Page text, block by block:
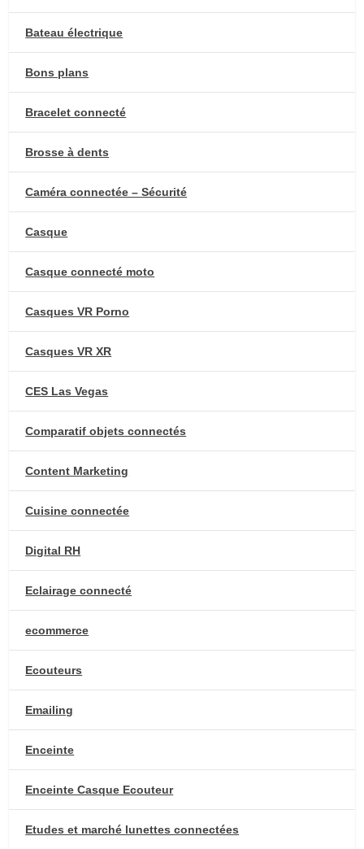
Bateau électrique
Bons plans
Bracelet connecté
Brosse à dents
Caméra connectée – Sécurité
Casque
Casque connecté moto
Casques VR Porno
Casques VR XR
CES Las Vegas
Comparatif objets connectés
Content Marketing
Cuisine connectée
Digital RH
Eclairage connecté
ecommerce
Ecouteurs
Emailing
Enceinte
Enceinte Casque Ecouteur
Etudes et marché lunettes connectées